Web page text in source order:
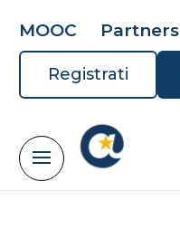
MOOC Partners
Registrati